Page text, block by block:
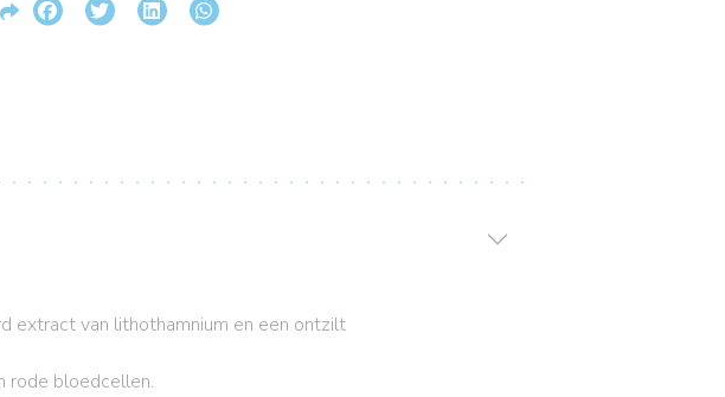
extract van lithothamnium en een ontzilt
rode bloedcellen.